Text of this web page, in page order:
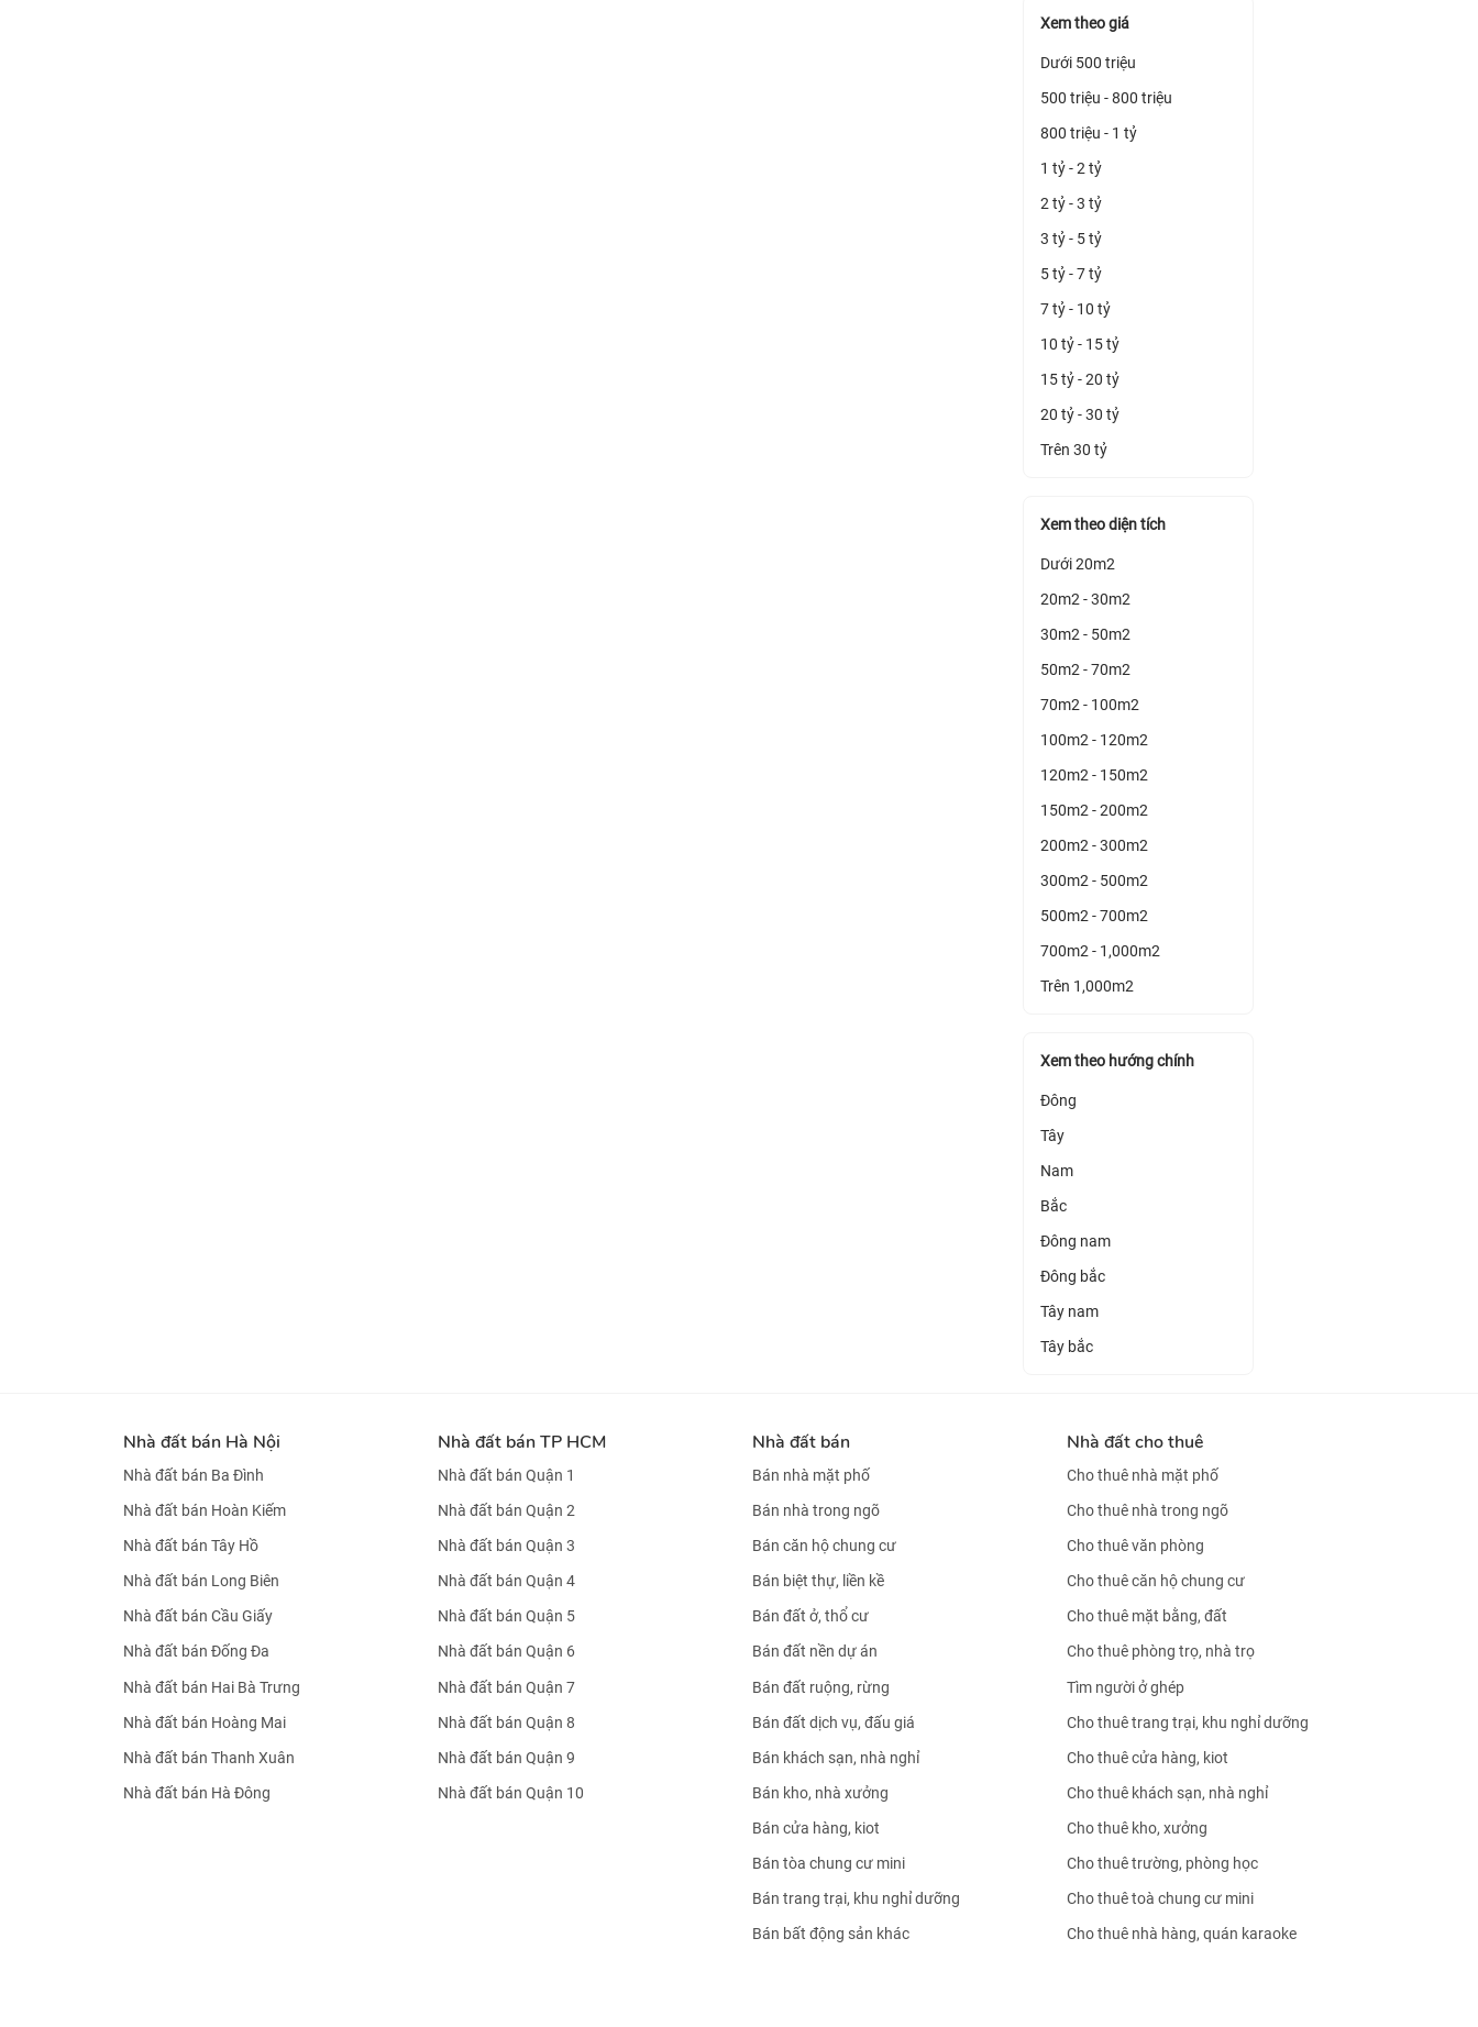
Xem theo giá
Dưới 500 triệu
500 triệu - 800 triệu
800 triệu - 1 tỷ
1 tỷ - 2 tỷ
2 tỷ - 3 tỷ
3 tỷ - 5 tỷ
5 tỷ - 7 tỷ
7 tỷ - 10 tỷ
10 tỷ - 15 tỷ
15 tỷ - 20 tỷ
20 tỷ - 30 tỷ
Trên 30 tỷ
Xem theo diện tích
Dưới 20m2
20m2 - 30m2
30m2 - 50m2
50m2 - 70m2
70m2 - 100m2
100m2 - 120m2
120m2 - 150m2
150m2 - 200m2
200m2 - 300m2
300m2 - 500m2
500m2 - 700m2
700m2 - 1,000m2
Trên 1,000m2
Xem theo hướng chính
Đông
Tây
Nam
Bắc
Đông nam
Đông bắc
Tây nam
Tây bắc
Nhà đất bán Hà Nội
Nhà đất bán Ba Đình
Nhà đất bán Hoàn Kiếm
Nhà đất bán Tây Hồ
Nhà đất bán Long Biên
Nhà đất bán Cầu Giấy
Nhà đất bán Đống Đa
Nhà đất bán Hai Bà Trưng
Nhà đất bán Hoàng Mai
Nhà đất bán Thanh Xuân
Nhà đất bán Hà Đông
Nhà đất bán TP HCM
Nhà đất bán Quận 1
Nhà đất bán Quận 2
Nhà đất bán Quận 3
Nhà đất bán Quận 4
Nhà đất bán Quận 5
Nhà đất bán Quận 6
Nhà đất bán Quận 7
Nhà đất bán Quận 8
Nhà đất bán Quận 9
Nhà đất bán Quận 10
Nhà đất bán
Bán nhà mặt phố
Bán nhà trong ngõ
Bán căn hộ chung cư
Bán biệt thự, liền kề
Bán đất ở, thổ cư
Bán đất nền dự án
Bán đất ruộng, rừng
Bán đất dịch vụ, đấu giá
Bán khách sạn, nhà nghỉ
Bán kho, nhà xưởng
Bán cửa hàng, kiot
Bán tòa chung cư mini
Bán trang trại, khu nghỉ dưỡng
Bán bất động sản khác
Nhà đất cho thuê
Cho thuê nhà mặt phố
Cho thuê nhà trong ngõ
Cho thuê văn phòng
Cho thuê căn hộ chung cư
Cho thuê mặt bằng, đất
Cho thuê phòng trọ, nhà trọ
Tìm người ở ghép
Cho thuê trang trại, khu nghỉ dưỡng
Cho thuê cửa hàng, kiot
Cho thuê khách sạn, nhà nghỉ
Cho thuê kho, xưởng
Cho thuê trường, phòng học
Cho thuê toà chung cư mini
Cho thuê nhà hàng, quán karaoke